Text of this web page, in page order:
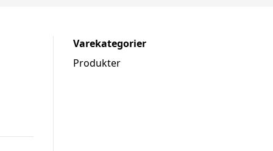
Varekategorier
Produkter